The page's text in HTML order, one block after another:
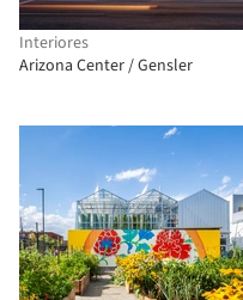
Interiores
Arizona Center / Gensler